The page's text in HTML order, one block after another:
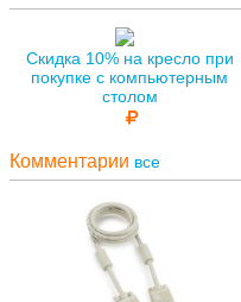
Скидка 10% на кресло при
покупке с компьютерным
столом
Комментарии все